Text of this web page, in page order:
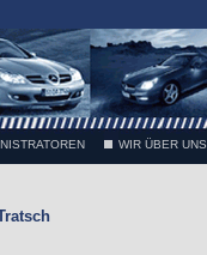
WIR ÜBER UNS